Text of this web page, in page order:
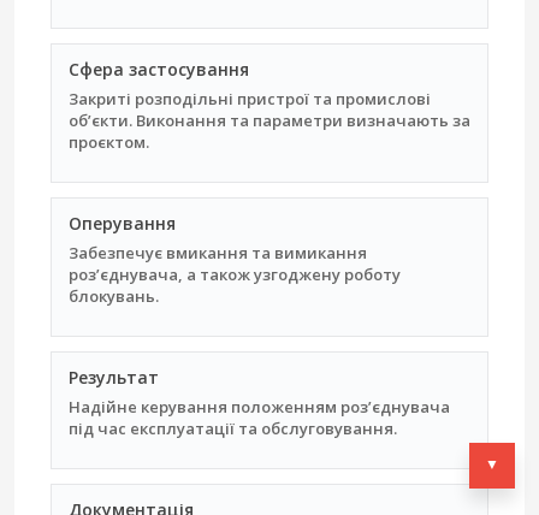
Сфера застосування
Закриті розподільні пристрої та промислові
об’єкти. Виконання та параметри визначають за
проєктом.
Оперування
Забезпечує вмикання та вимикання
роз’єднувача, а також узгоджену роботу
блокувань.
Результат
Надійне керування положенням роз’єднувача
під час експлуатації та обслуговування.
Документація
▼